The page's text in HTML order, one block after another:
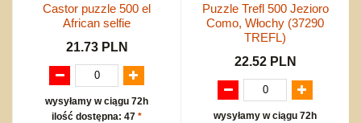
Castor puzzle 500 el
African selfie
21.73 PLN
wysyłamy w ciągu 72h
ilość dostępna: 47 *
Puzzle Trefl 500 Jezioro
Como, Włochy (37290
TREFL)
22.52 PLN
wysyłamy w ciągu 72h